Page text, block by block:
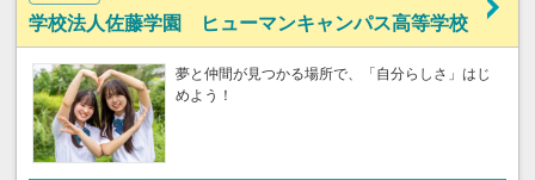
学校法人佐藤学園 ヒューマンキャンパス高等学校
夢と仲間が見つかる場所で、「自分らしさ」はじ
めよう！